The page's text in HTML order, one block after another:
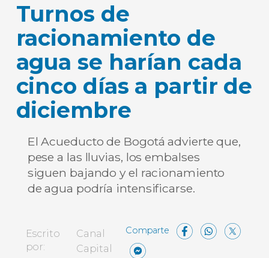
Turnos de
racionamiento de
agua se harían cada
cinco días a partir de
diciembre
El Acueducto de Bogotá advierte que,
pese a las lluvias, los embalses
siguen bajando y el racionamiento
de agua podría intensificarse.
Escrito
por:
Canal
Capital